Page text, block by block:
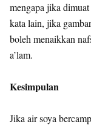
mengapa jika
kata lain, jika
boleh menaikkan
a’lam.
Kesimpulan
Jika air soya